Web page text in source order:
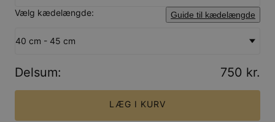
Vælg kædelængde:
Guide til kædelængde
40 cm - 45 cm
Delsum: 750 kr.
LÆG I KURV